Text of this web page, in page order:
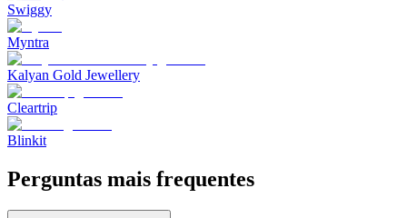
Swiggy
Myntra
Kalyan Gold Jewellery
Cleartrip
Blinkit
Perguntas mais frequentes